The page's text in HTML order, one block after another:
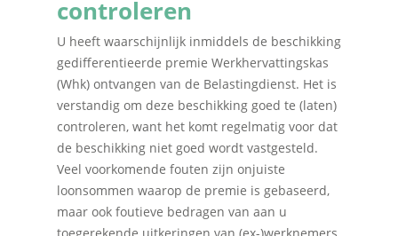
controleren
U heeft waarschijnlijk inmiddels de beschikking
gedifferentieerde premie Werkhervattingskas
(Whk) ontvangen van de Belastingdienst. Het is
verstandig om deze beschikking goed te (laten)
controleren, want het komt regelmatig voor dat
de beschikking niet goed wordt vastgesteld.
Veel voorkomende fouten zijn onjuiste
loonsommen waarop de premie is gebaseerd,
maar ook foutieve bedragen van aan u